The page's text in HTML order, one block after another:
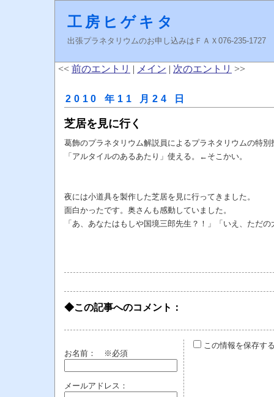
工房ヒゲキタ
出張プラネタリウムのお申し込みはＦＡＸ076-235-
<< 前のエントリ | メイン | 次のエントリ >>
2010 年11 月24 日
芝居を見に行く
葛飾のプラネタリウム解説員によるプラネタリウムの特
「アルタイルのあるあたり」使える。←そこかい。
夜には小道具を製作した芝居を見に行ってきました。
面白かったです。奥さんも感動していました。
「あ、あなたはもしや国境三郎先生？！」「いえ、ただ
◆この記事へのコメント：
お名前： ※必須
メールアドレス：
この情報を保存す